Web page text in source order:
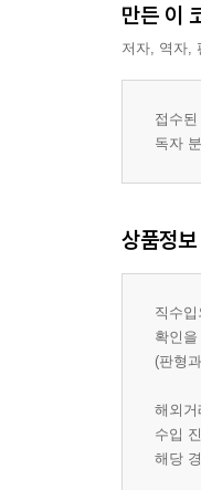
만든 이
저자, 역자,
접수
독자
상품정
직수
확인
(판형
해외
수입
해당